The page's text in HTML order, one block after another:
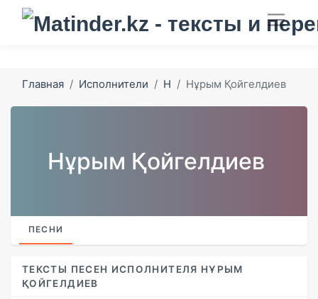
Главная Исполнители Н Нұрым Қойгелдиев
Нұрым Қойгелдиев
ПЕСНИ
ТЕКСТЫ ПЕСЕН ИСПОЛНИТЕЛЯ НҰРЫМ
ҚОЙГЕЛДИЕВ